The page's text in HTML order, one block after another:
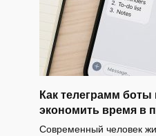
Как телеграмм
экономить время в
Современный человек